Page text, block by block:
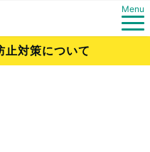
Menu
止対策について